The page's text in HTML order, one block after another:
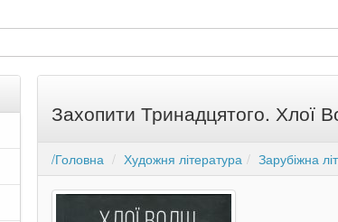
Захопити Тринадцятого. Хлої
/Головна Художня література Зарубіжна